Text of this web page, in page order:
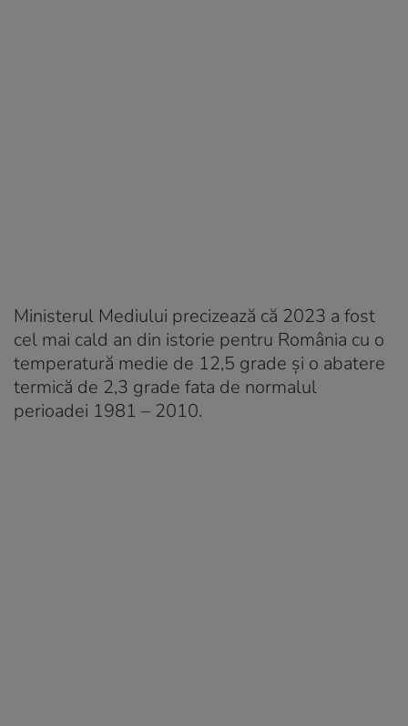
Ministerul Mediului precizează că 2023 a fost
cel mai cald an din istorie pentru România cu o
temperatură medie de 12,5 grade şi o abatere
termică de 2,3 grade fata de normalul
perioadei 1981 – 2010.